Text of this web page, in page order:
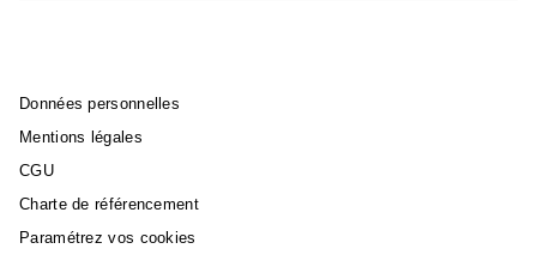
Données personnelles
Mentions légales
CGU
Charte de référencement
Paramétrez vos cookies